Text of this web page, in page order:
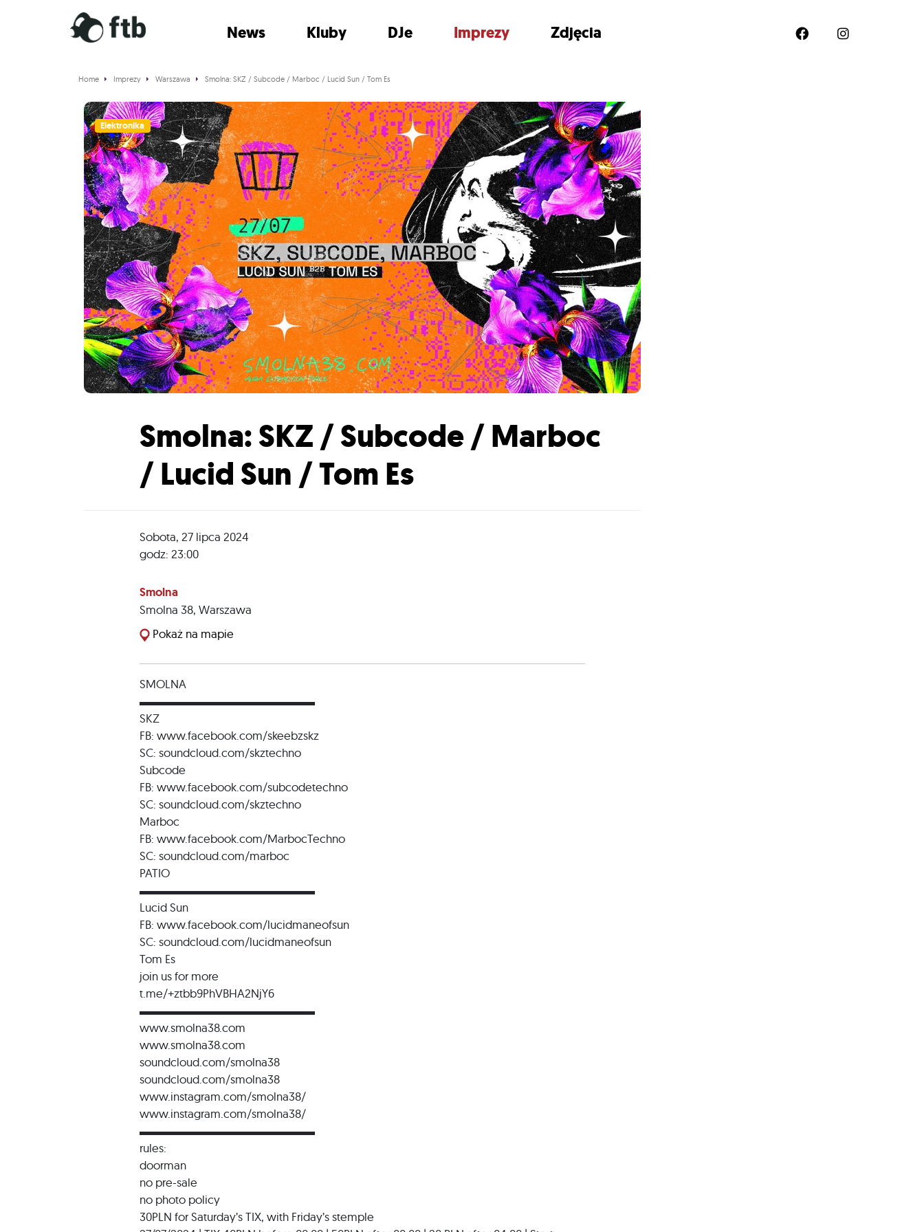
News Kluby DJe Imprezy Zdjęcia
Home Imprezy Warszawa Smolna: SKZ / Subcode / Marboc / Lucid Sun / Tom Es
Smolna: SKZ / Subcode / Marboc
/ Lucid Sun / Tom Es
Elektronika
Sobota, 27 lipca 2024
godz: 23:00
Smolna
Smolna 38, Warszawa
Pokaż na mapie
SMOLNA
▬▬▬▬▬▬▬▬▬▬▬▬▬▬▬
SKZ
FB: www.facebook.com/skeebzskz
SC: soundcloud.com/skztechno
Subcode
FB: www.facebook.com/subcodetechno
SC: soundcloud.com/skztechno
Marboc
FB: www.facebook.com/MarbocTechno
SC: soundcloud.com/marboc
PATIO
▬▬▬▬▬▬▬▬▬▬▬▬▬▬▬
Lucid Sun
FB: www.facebook.com/lucidmaneofsun
SC: soundcloud.com/lucidmaneofsun
Tom Es
join us for more
t.me/+ztbb9PhVBHA2NjY6
▬▬▬▬▬▬▬▬▬▬▬▬▬▬▬
www.smolna38.com
www.smolna38.com
soundcloud.com/smolna38
soundcloud.com/smolna38
www.instagram.com/smolna38/
www.instagram.com/smolna38/
▬▬▬▬▬▬▬▬▬▬▬▬▬▬▬
rules:
doorman
no pre-sale
no photo policy
30PLN for Saturday’s TIX, with Friday’s stemple